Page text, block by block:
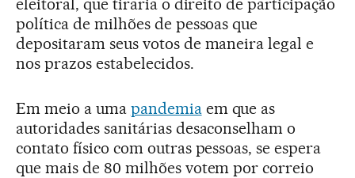
eleitoral, que tiraria o direito de participação
política de milhões de pessoas que
depositaram seus votos de maneira legal e
nos prazos estabelecidos.
Em meio a uma pandemiaem que as
autoridades sanitárias desaconselham o
contato físico com outras pessoas, se espera
que mais de 80 milhões votem por correio